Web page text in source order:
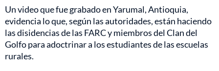
Un video que fue grabado en Yarumal, Antioquia,
evidencia lo que, según las autoridades, están haciendo
las disidencias de las FARC y miembros del Clan del
Golfo para adoctrinar a los estudiantes de las escuelas
rurales.